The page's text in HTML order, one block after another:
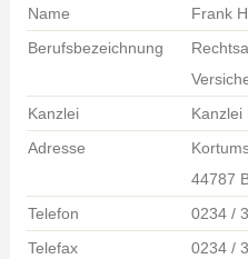
Name
Frank
Berufsbezeichnung
Kanzlei
Kanzlei
Adresse
44787
Telefon
0234 /
Telefax
0234 /